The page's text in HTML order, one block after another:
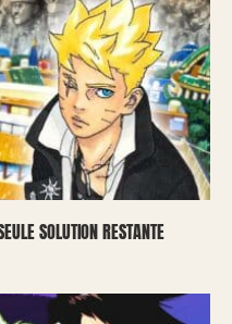
SOLUTION RESTANTE